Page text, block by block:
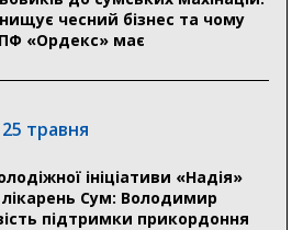
30 липня
до обговорення Плану
міністром
чесний бізнес та чому
«Ордекс» має
25 травня
ініціативи «Надія»
Сум: Володимир
підтримки прикордоння